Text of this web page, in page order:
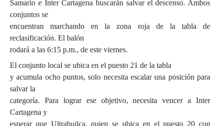
Samario e Inter Cartagena buscarán salvar el descenso. Ambos
conjuntos se
encuentran marchando en la zona roja de la tabla de
reclasificación. El balón
rodará a las 6:15 p.m., de este viernes.
El conjunto local se ubica en el puesto 21 de la tabla
y acumula ocho puntos, solo necesita escalar una posición para
salvar la
categoría. Para lograr ese objetivo, necesita vencer a Inter
Cartagena y
esperar que Ultrahuilca, quien se ubica en el puesto 20 con